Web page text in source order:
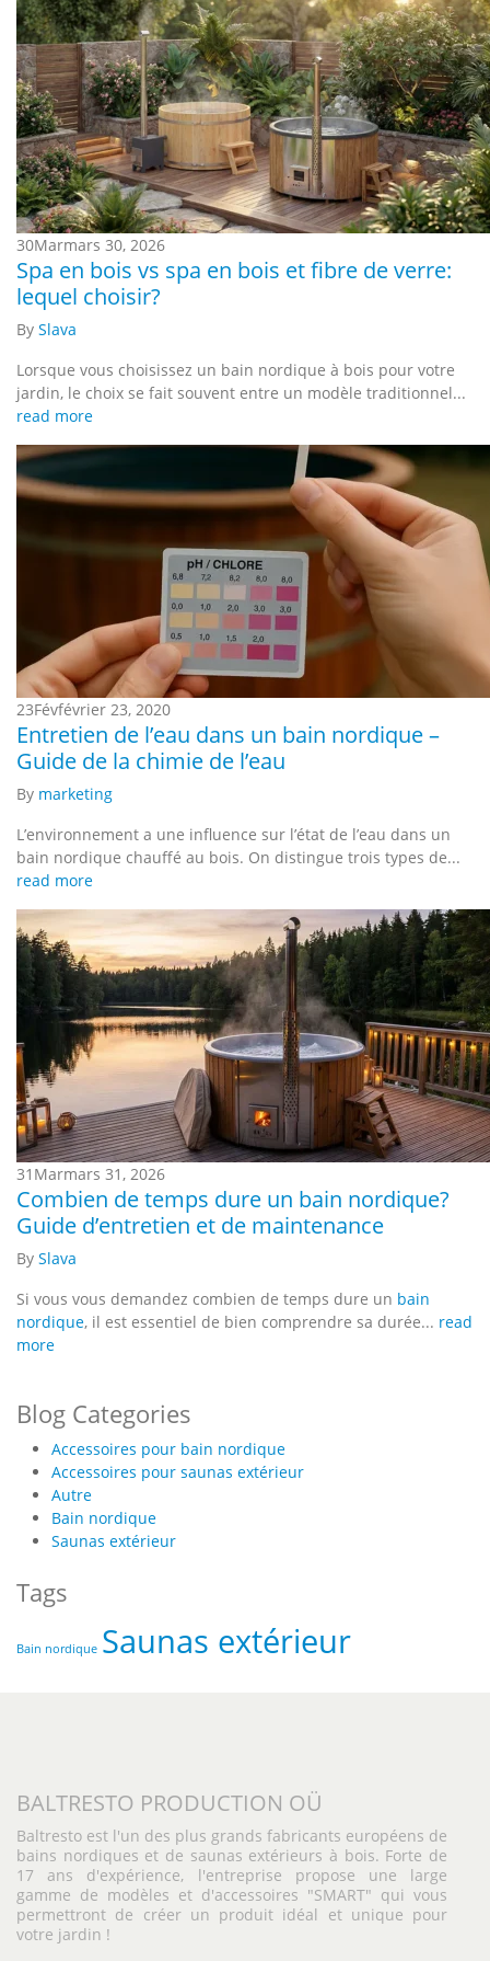
30Marmars 30, 2026
Spa en bois vs spa en bois et fibre de verre:
lequel choisir?
By Slava
Lorsque vous choisissez un bain nordique à bois pour votre
jardin, le choix se fait souvent entre un modèle traditionnel...
read more
23Févfévrier 23, 2020
Entretien de l’eau dans un bain nordique –
Guide de la chimie de l’eau
By marketing
L’environnement a une influence sur l’état de l’eau dans un
bain nordique chauffé au bois. On distingue trois types de...
read more
31 Marmars 31, 2026
Combien de temps dure un bain nordique?
Guide d’entretien et de maintenance
By Slava
Si vous vous demandez combien de temps dure un bain
nordique, il est essentiel de bien comprendre sa durée... read
more
Blog Categories
Accessoires pour bain nordique
Accessoires pour saunas extérieur
Autre
Bain nordique
Saunas extérieur
Tags
Bain nordique Saunas extérieur
BALTRESTO PRODUCTION OÜ
Baltresto est l'un des plus grands fabricants européens de
bains nordiques et de saunas extérieurs à bois. Forte de
17 ans d'expérience, l'entreprise propose une large
gamme de modèles et d'accessoires "SMART" qui vous
permettront de créer un produit idéal et unique pour
votre jardin !